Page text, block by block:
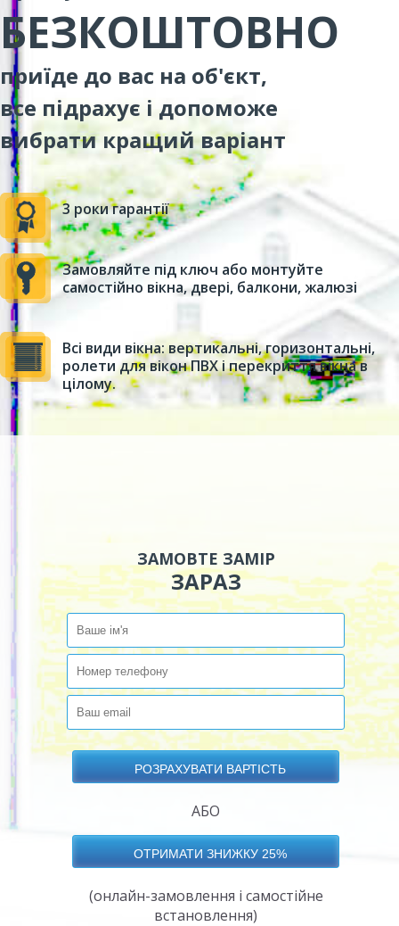
БЕЗКОШТОВНО
приїде до вас на об'єкт,
все підрахує і допоможе
вибрати кращий варіант
3 роки гарантії
Замовляйте під ключ або монтуйте
самостійно вікна, двері, балкони, жалюзі
Всі види вікна: вертикальні, горизонтальні,
ролети для вікон ПВХ і перекриття вікна в
цілому.
ЗАМОВТЕ ЗАМІР
ЗАРАЗ
АБО
(онлайн-замовлення і самостійне
встановлення)